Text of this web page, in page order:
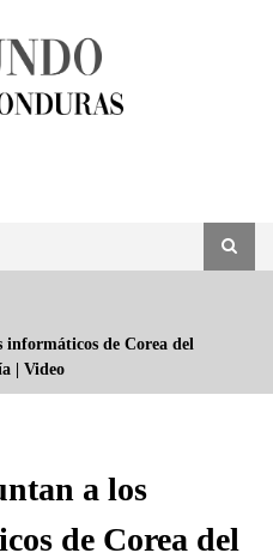
informáticos de Corea del
| Video
a los
de Corea del